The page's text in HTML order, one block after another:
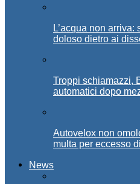
L’acqua non
doloso dietro ai
Troppi schiamazzi,
automatici dopo
Autovelox non
multa per eccesso
News